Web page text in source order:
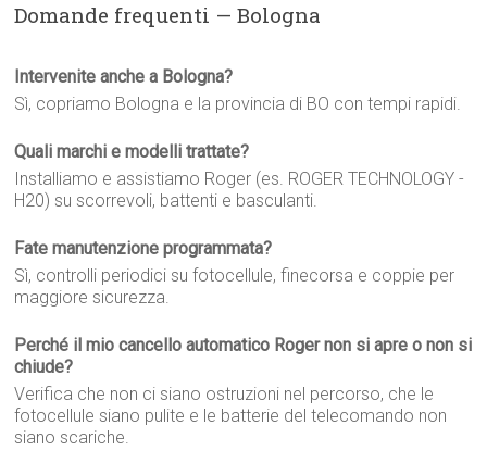
Domande frequenti — Bologna
Intervenite anche a Bologna?
Sì, copriamo Bologna e la provincia di BO con tempi rapidi.
Quali marchi e modelli trattate?
Installiamo e assistiamo Roger (es. ROGER TECHNOLOGY -
H20) su scorrevoli, battenti e basculanti.
Fate manutenzione programmata?
Sì, controlli periodici su fotocellule, finecorsa e coppie per
maggiore sicurezza.
Perché il mio cancello automatico Roger non si apre o non si
chiude?
Verifica che non ci siano ostruzioni nel percorso, che le
fotocellule siano pulite e le batterie del telecomando non
siano scariche.